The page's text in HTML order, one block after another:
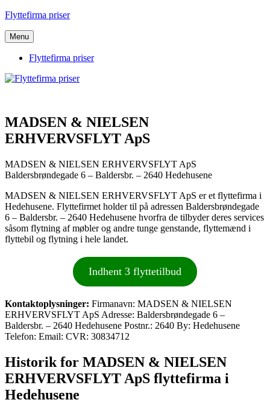
Videre
indhold
Flyttefirma priser
Menu
Flyttefirma priser
MADSEN & NIELSEN
ERHVERVSFLYT ApS
MADSEN & NIELSEN ERHVERVSFLYT ApS
Baldersbrøndegade 6 – Baldersbr. – 2640 Hedehusene
MADSEN & NIELSEN ERHVERVSFLYT ApS er et flyttefirma i
Hedehusene. Flyttefirmet holder til på adressen Baldersbrøndegade
6 – Baldersbr. – 2640 Hedehusene hvorfra de tilbyder deres services
såsom flytning af møbler og andre tunge genstande, flyttemænd i
flyttebil og flytning i hele landet.
Indhent 3 flyttetilbud
Kontaktoplysninger: Firmanavn: MADSEN & NIELSEN
ERHVERVSFLYT ApS Adresse: Baldersbrøndegade 6 –
Baldersbr. – 2640 Hedehusene Postnr.: 2640 By: Hedehusene
Telefon: Email: CVR: 30834712
Historik for MADSEN & NIELSEN
ERHVERVSFLYT ApS flyttefirma i
Hedehusene